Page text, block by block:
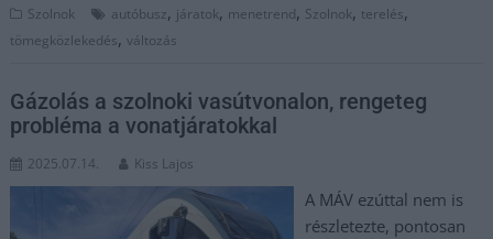
Szolnok autóbusz, járatok, menetrend, Szolnok, terelés,
tömegközlekedés,változás
Gázolás a szolnoki vasútvonalon, rengeteg
probléma a vonatjáratokkal
2025.07.14. Kiss Lajos
A MÁV ezúttal nem is
részletezte, pontosan